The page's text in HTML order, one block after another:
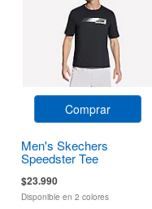
Comprar
Men's Skechers
Speedster Tee
$23.990
Disponible en 2 colores